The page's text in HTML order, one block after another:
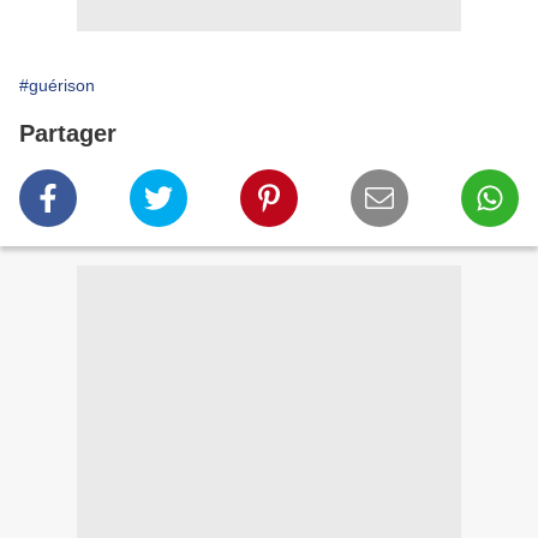
#guérison
Partager